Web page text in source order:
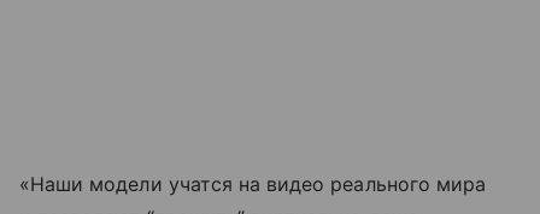
«Наши модели учатся на видео реального мира